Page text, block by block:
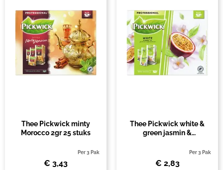
Thee Pickwick minty
Morocco 2gr 25 stuks
Per 3 Pak
€ 3,43
Thee Pickwick white &
green jasmin &
Per 3 Pak
€ 2,83